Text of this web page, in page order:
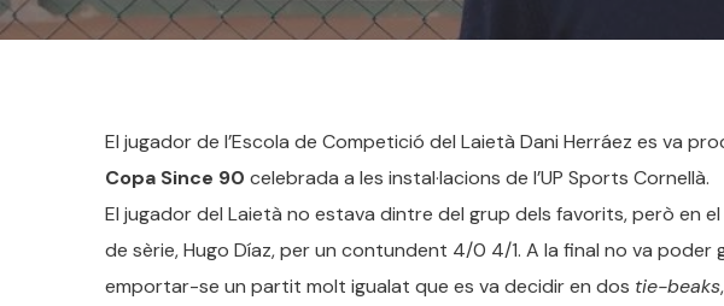
El jugador de l’Escola de Competició del Laietà Dani Herráez es va
Copa Since 90 celebrada a les instal·lacions de l’UP Sports Cornellà.
El jugador del Laietà no estava dintre del grup dels favorits, però en
de sèrie, Hugo Díaz, per un contundent 4/0 4/1. A la final no va
emportar-se un partit molt igualat que es va decidir en dos tie-beaks